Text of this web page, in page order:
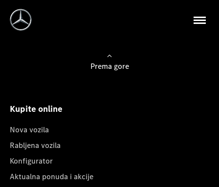
Prema gore
Kupite online
Nova vozila
Rabljena vozila
Konfigurator
Aktualna ponuda i akcije